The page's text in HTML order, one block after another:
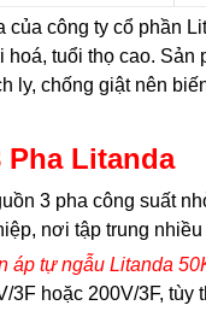
của công ty cổ phần
hoá, tuổi thọ cao.
ly, chống giật nên
Pha Litanda
3 pha công suất
nơi tập trung
áp tự ngẫu Litanda
3F hoặc 200V/3F,